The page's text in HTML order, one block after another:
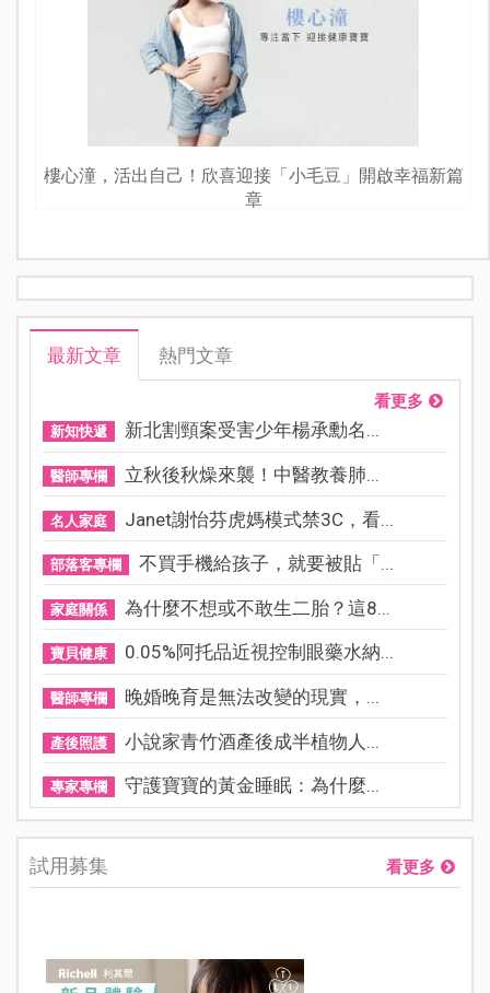
樓心潼，活出自己！欣喜迎接「小毛豆」開啟幸福新篇
章
最新文章 熱門文章
看更多
新知快遞 新北割頸案受害少年楊承勳名...
醫師專欄 立秋後秋燥來襲！中醫教養肺...
名人家庭 Janet謝怡芬虎媽模式禁3C，看...
部落客專欄 不買手機給孩子，就要被貼「...
家庭關係 為什麼不想或不敢生二胎？這8...
寶貝健康 0.05%阿托品近視控制眼藥水納...
醫師專欄 晚婚晚育是無法改變的現實，...
產後照護 小說家青竹酒產後成半植物人...
專家專欄 守護寶寶的黃金睡眠：為什麼...
試用募集 看更多